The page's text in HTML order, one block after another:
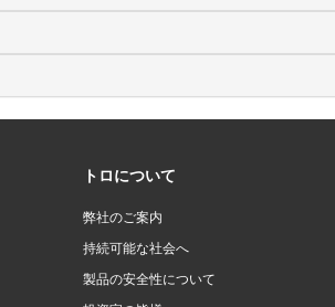
トロについて
弊社のご案内
持続可能な社会へ
製品の安全性について